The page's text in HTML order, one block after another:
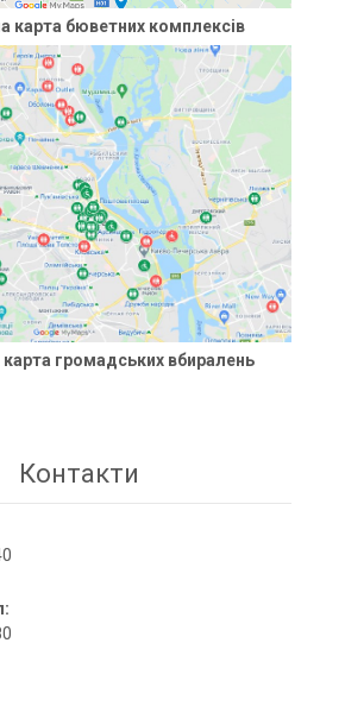
карта бюветних комплексів
карта громадських вбиралень
Контакти